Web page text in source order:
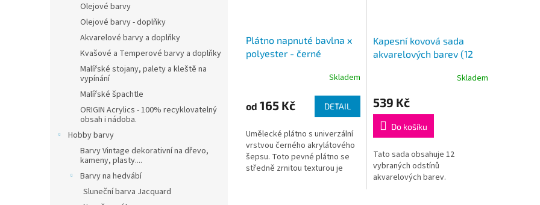
Olejové barvy
Olejové barvy - doplňky
Akvarelové barvy a doplňky
Kvašové a Temperové barvy a doplňky
Malířské stojany, palety a kleště na
vypínání
Malířské špachtle
ORIGIN Acrylics - 100% recyklovatelný
obsah i nádoba.
Hobby barvy
Barvy Vintage dekorativní na dřevo,
kameny, plasty....
Barvy na hedvábí
Sluneční barva Jacquard
Plátno napnuté bavlna x
polyester - černé
Skladem
od 165 Kč DETAIL
Umělecké plátno s univerzální
vrstvou černého akrylátového
šepsu. Toto pevné plátno se
středně zrnitou texturou je
Kapesní kovová sada
akvarelových barev (12
Skladem
539 Kč
Do košíku
Tato sada obsahuje 12
vybraných odstínů
akvarelových barev.